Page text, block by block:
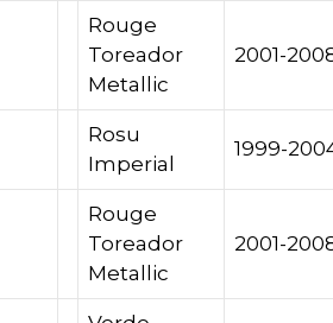
Rouge
Toreador
Metallic
2001-
Rosu
Imperial
1999-
Rouge
Toreador
Metallic
2001-